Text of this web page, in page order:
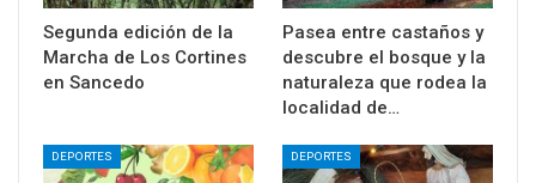
Segunda edición de la
Marcha de Los Cortines
en Sancedo
Pasea entre castaños y
descubre el bosque y la
naturaleza que rodea la
localidad de…
DEPORTES DEPORTES